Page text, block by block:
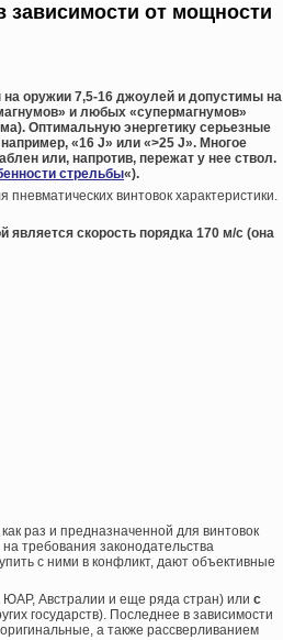
от мощности
оружии 7,5-16 джоулей и допустимы на
и любых «супермагнумов»
Оптимальную энергетику серьезные
«16 J» или «>25 J». Многое
или, напротив, пережат у нее ствол.
стрельбы«).
винтовок характеристики.
является скорость порядка 170 м/с (она
раз и предназначенной для винтовок
требования законодательства
с ними в конфликт, дают объективные
Австралии и еще ряда стран) или с
государств). Последнее в зависимости
а также рассверливанием